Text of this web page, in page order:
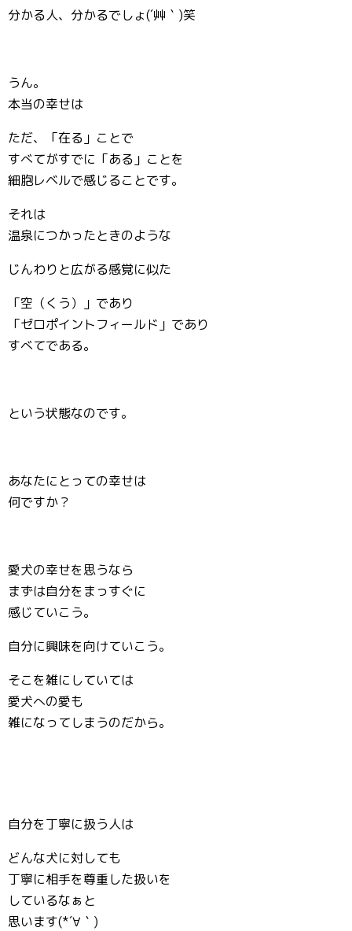
分かる人、分かるでしょ(´艸｀)笑
うん。
本当の幸せは
ただ、「在る」ことで
すべてがすでに「ある」ことを
細胞レベルで感じることです。
それは
温泉につかったときのような
じんわりと広がる感覚に似た
「空（くう）」であり
「ゼロポイントフィールド」であり
すべてである。
という状態なのです。
あなたにとっての幸せは
何ですか？
愛犬の幸せを思うなら
まずは自分をまっすぐに
感じていこう。
自分に興味を向けていこう。
そこを雑にしていては
愛犬への愛も
雑になってしまうのだから。
自分を丁寧に扱う人は
どんな犬に対しても
丁寧に相手を尊重した扱いを
しているなぁと
思います(*´∀｀)